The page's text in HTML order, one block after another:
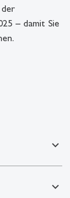
der
– damit Sie
expand_less
expand_less